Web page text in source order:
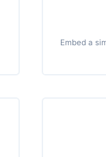
Embed a